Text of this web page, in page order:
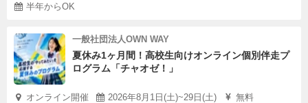
半年からOK
一般社団法人OWN WAY
夏休み1ヶ月間！高校生向けオンライン個別伴走プ
ログラム「チャオゼ！」
オンライン開催 2026年8月1日(土)~29日(土) 無料